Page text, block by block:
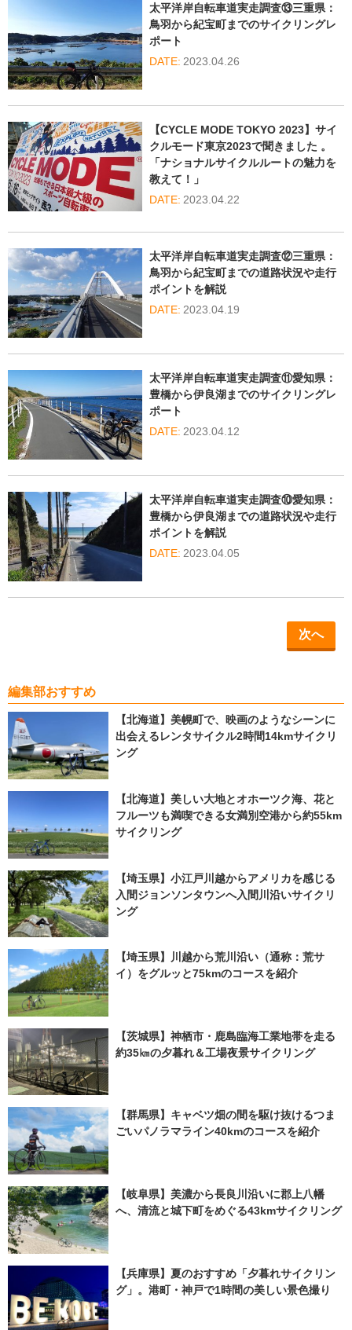
太平洋岸自転車道実走調査⑬三重県：
鳥羽から紀宝町までのサイクリングレ
ポート
2023.04.26
【CYCLE MODE TOKYO 2023】サイ
クルモード東京2023で聞きました 。
「ナショナルサイクルルートの魅力を
教えて！」
2023.04.22
太平洋岸自転車道実走調査⑫三重県：
鳥羽から紀宝町までの道路状況や走行
ポイントを解説
2023.04.19
太平洋岸自転車道実走調査⑪愛知県：
豊橋から伊良湖までのサイクリングレ
ポート
2023.04.12
太平洋岸自転車道実走調査⑩愛知県：
豊橋から伊良湖までの道路状況や走行
ポイントを解説
2023.04.05
次へ
編集部おすすめ
【北海道】美幌町で、映画のようなシーンに
出会えるレンタサイクル2時間14kmサイクリ
ング
【北海道】美しい大地とオホーツク海、花と
フルーツも満喫できる女満別空港から約55km
サイクリング
【埼玉県】小江戸川越からアメリカを感じる
入間ジョンソンタウンへ入間川沿いサイクリ
ング
【埼玉県】川越から荒川沿い（通称：荒サ
イ）をグルッと75kmのコースを紹介
【茨城県】神栖市・鹿島臨海工業地帯を走る
約35㎞の夕暮れ＆工場夜景サイクリング
【群馬県】キャベツ畑の間を駆け抜けるつま
ごいパノラマライン40kmのコースを紹介
【岐阜県】美濃から長良川沿いに郡上八幡
へ、清流と城下町をめぐる43kmサイクリング
【兵庫県】夏のおすすめ「夕暮れサイクリン
グ」。港町・神戸で1時間の美しい景色撮り